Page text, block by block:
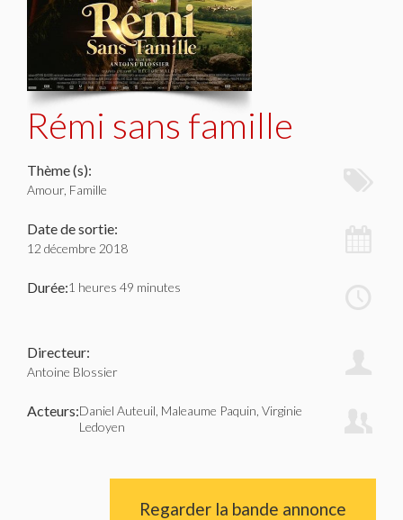
Rémi sans famille
Thème (s):
Amour, Famille
Date de sortie:
12 décembre 2018
Durée:1 heures 49 minutes
Directeur:
Antoine Blossier
Acteurs:Daniel Auteuil, Maleaume Paquin, Virginie
Ledoyen
Regarder la bande annonce